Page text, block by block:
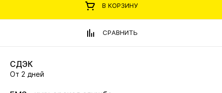
В КОРЗИНУ
СРАВНИТЬ
СДЭК
От 2 дней